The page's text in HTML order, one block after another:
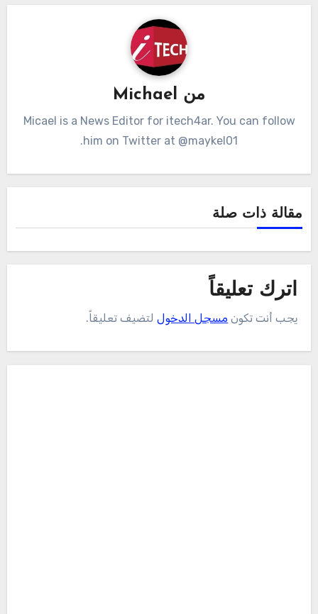
من Michael
Micael is a News Editor for itech4ar. You can follow
him on Twitter at @maykel01.
مقالة ذات صلة
اترك تعليقاً
يجب أنت تكون مسجل الدخوللتضيف تعليقاً.